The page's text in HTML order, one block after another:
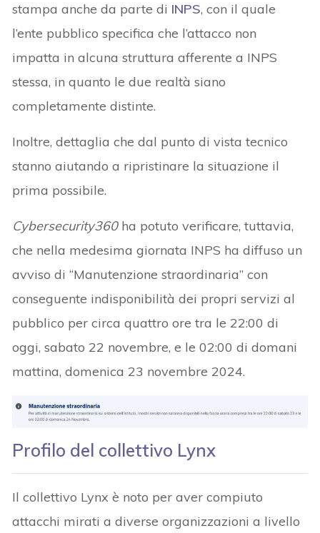
stampa anche da parte di INPS, con il quale
l’ente pubblico specifica che l’attacco non
impatta in alcuna struttura afferente a INPS
stessa, in quanto le due realtà siano
completamente distinte.
Inoltre, dettaglia che dal punto di vista tecnico
stanno aiutando a ripristinare la situazione il
prima possibile.
Cybersecurity360ha potuto verificare, tuttavia,
che nella medesima giornata INPS ha diffuso un
avviso di “Manutenzione straordinaria” con
conseguente indisponibilità dei propri servizi al
pubblico per circa quattro ore tra le 22:00 di
oggi, sabato 22 novembre, e le 02:00 di domani
mattina, domenica 23 novembre 2024.
Profilo del collettivo Lynx
Il collettivo Lynx è noto per aver compiuto
attacchi mirati a diverse organizzazioni a livello